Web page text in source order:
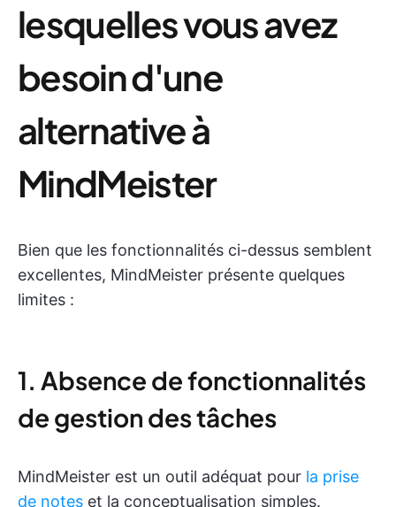
lesquelles vous avez
besoin d'une
alternative à
MindMeister
Bien que les fonctionnalités ci-dessus semblent
excellentes, MindMeister présente quelques
limites :
1. Absence de fonctionnalités
de gestion des tâches
MindMeister est un outil adéquat pour la prise
de notes et la conceptualisation simples.